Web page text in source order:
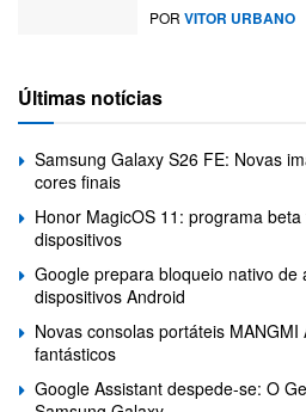
POR VITOR URBANO
Últimas notícias
Samsung Galaxy S26 FE: Novas
cores finais
Honor MagicOS 11: programa
dispositivos
Google prepara bloqueio nativo de
dispositivos Android
Novas consolas portáteis
fantásticos
Google Assistant despede-se: O